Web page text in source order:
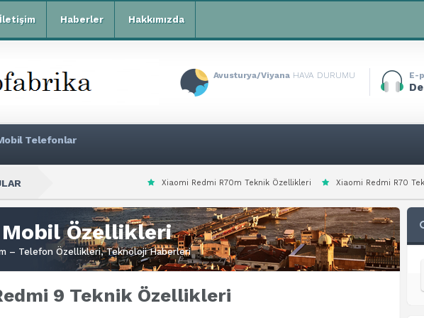
İletişim Haberler Hakkımızda
Avusturya/Viyana HAVA DURUMU E-
Telefonlar
Xiaomi Redmi R70m Teknik Özellikleri Xiaomi Redmi R70 Teknik Özellikleri
Özellikleri
– Telefon Özellikleri, Teknoloji Haberleri
9 Teknik Özellikleri